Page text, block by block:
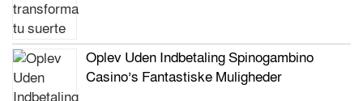
Oplev Uden Indbetaling Spinogambino
Casino’s Fantastiske Muligheder